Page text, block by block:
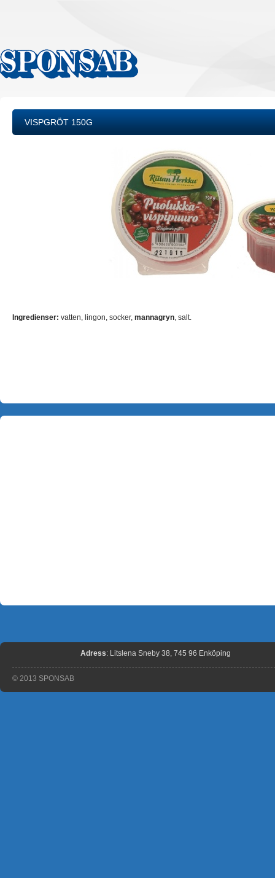
VISPGRÖT 150G
Ingredienser: vatten, lingon, socker, mannagryn, salt.
Adress: Litslena Sneby 38, 745 96 Enköping
© 2013 SPONSAB